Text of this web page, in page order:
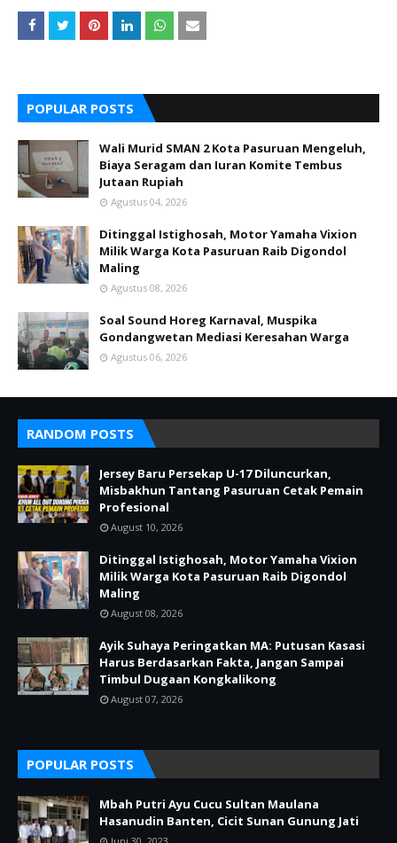
POPULAR POSTS
Wali Murid SMAN 2 Kota Pasuruan Mengeluh,
Biaya Seragam dan Iuran Komite Tembus
Jutaan Rupiah
Agustus 04, 2026
Ditinggal Istighosah, Motor Yamaha Vixion
Milik Warga Kota Pasuruan Raib Digondol
Maling
Agustus 08, 2026
Soal Sound Horeg Karnaval, Muspika
Gondangwetan Mediasi Keresahan Warga
Agustus 06, 2026
RANDOM POSTS
Jersey Baru Persekap U-17 Diluncurkan,
Misbakhun Tantang Pasuruan Cetak Pemain
Profesional
August 10, 2026
Ditinggal Istighosah, Motor Yamaha Vixion
Milik Warga Kota Pasuruan Raib Digondol
Maling
August 08, 2026
Ayik Suhaya Peringatkan MA: Putusan Kasasi
Harus Berdasarkan Fakta, Jangan Sampai
Timbul Dugaan Kongkalikong
August 07, 2026
POPULAR POSTS
Mbah Putri Ayu Cucu Sultan Maulana
Hasanudin Banten, Cicit Sunan Gunung Jati